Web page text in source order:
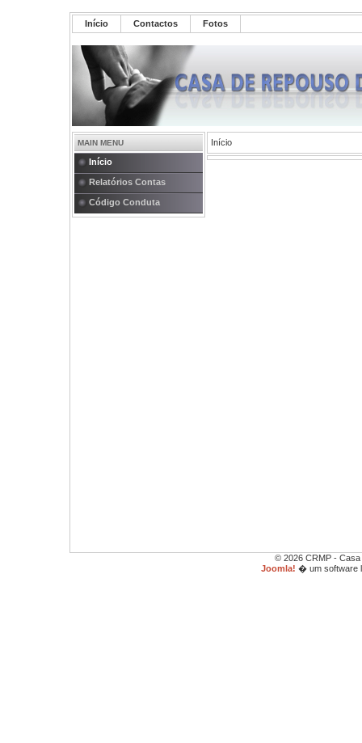
Início Contactos Fotos
MAIN MENU
Início
Relatórios Contas
Código Conduta
Início
© 2026 CRMP -
Joomla! � um software